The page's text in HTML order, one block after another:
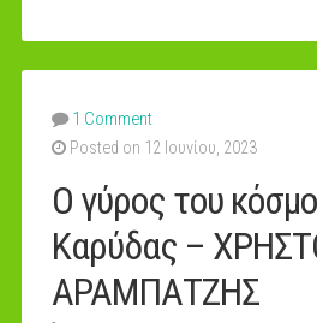
1 Comment
Posted on 12 Ιουνίου, 2023
Ο γύρος του
Καρύδας –
ΑΡΑΜΠΑΤΖΗΣ